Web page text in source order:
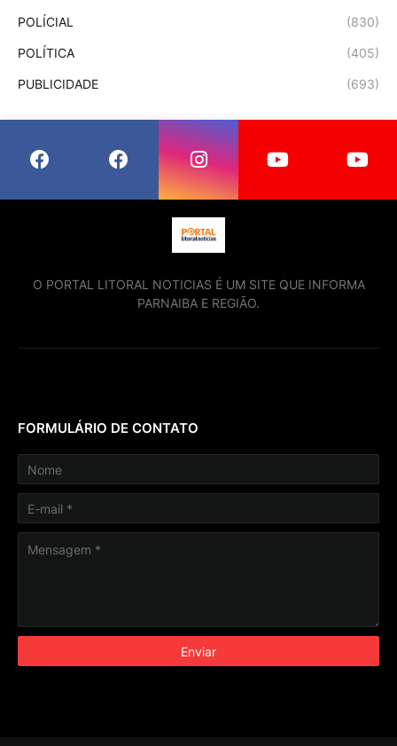
POLÍCIAL (830)
POLÍTICA (405)
PUBLICIDADE (693)
O PORTAL LITORAL NOTICIAS É UM SITE QUE INFORMA
PARNAIBA E REGIÃO.
FORMULÁRIO DE CONTATO